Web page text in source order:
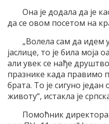
Она је додала да је
да се овом посетом на
„Волела сам да идем
јаслице, то је била моја
али увек се нађе
празнике када правимо
брата. То је сигуно
животу“, истакла је
Помоћник